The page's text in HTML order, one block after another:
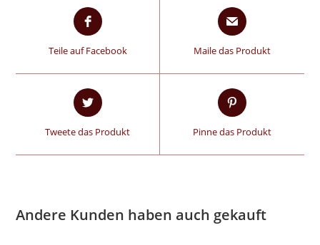
Teile auf Facebook Maile das Produkt
Tweete das Produkt Pinne das Produkt
Andere Kunden haben auch gekauft